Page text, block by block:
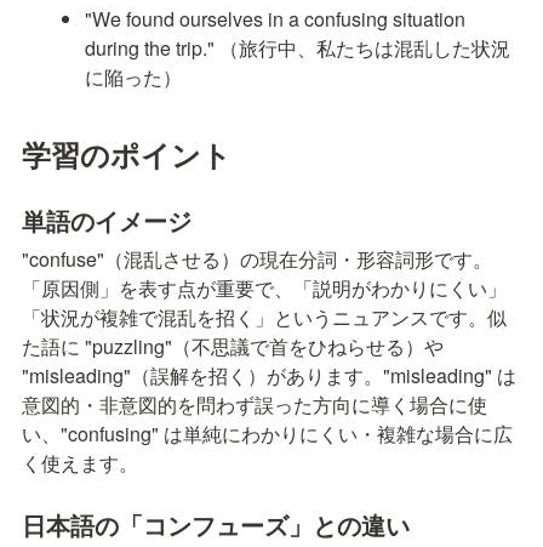
"We found ourselves in a confusing situation
during the trip." （旅行中、私たちは混乱した状況
に陥った）
学習のポイント
単語のイメージ
"confuse"（混乱させる）の現在分詞・形容詞形です。
「原因側」を表す点が重要で、「説明がわかりにくい」
「状況が複雑で混乱を招く」というニュアンスです。似
た語に "puzzling"（不思議で首をひねらせる）や
"misleading"（誤解を招く）があります。"misleading" は
意図的・非意図的を問わず誤った方向に導く場合に使
い、"confusing" は単純にわかりにくい・複雑な場合に広
く使えます。
日本語の「コンフューズ」との違い